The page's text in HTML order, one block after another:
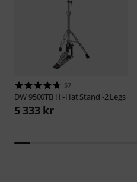
57
DW 9500TB Hi-Hat Stand -2 Legs
5 333 kr